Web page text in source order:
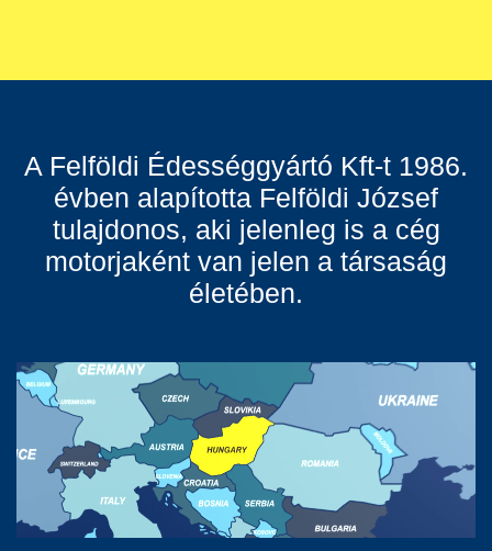
A Felföldi Édességgyártó Kft-t 1986.
évben alapította Felföldi József
tulajdonos, aki jelenleg is a cég
motorjaként van jelen a társaság
életében.